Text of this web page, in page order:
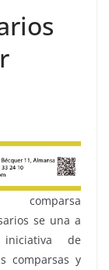
comparsa
se una a
de
comparsas y